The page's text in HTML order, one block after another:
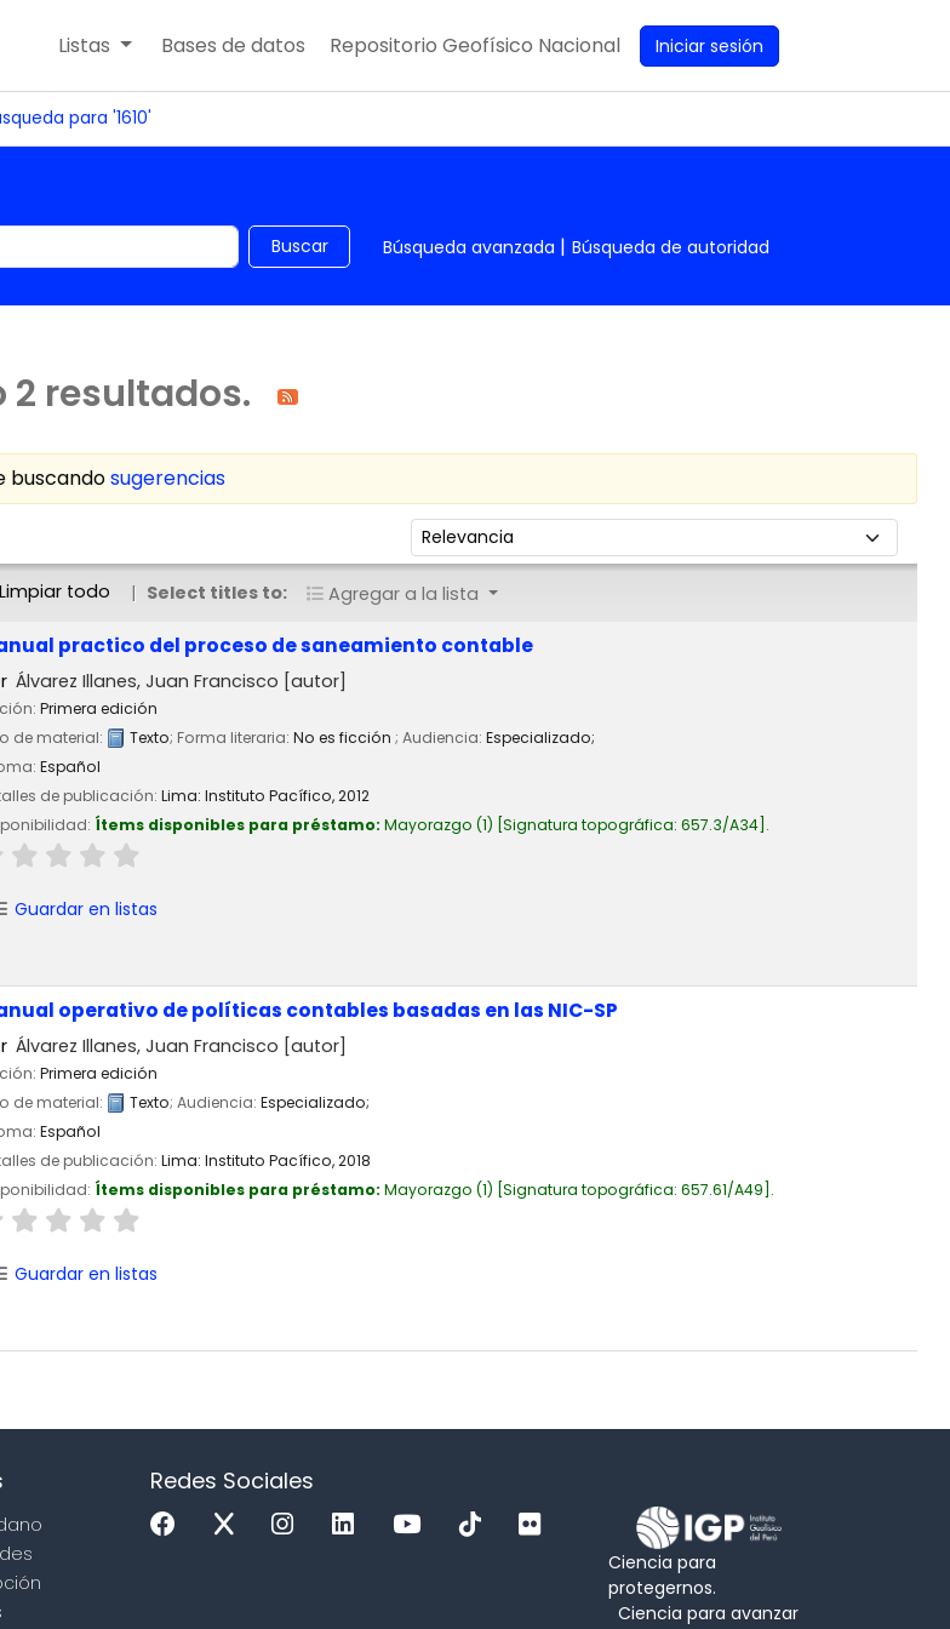
Listas Bases de datos Repositorio Geofísico Nacional Iniciar sesión
para '1610'
palabra clave Buscar Búsqueda avanzada Búsqueda de autoridad
2 resultados.
buscandosugerencias
Ordenar por:
Limpiar todo Select titles to: Agregar a la lista
practico del proceso de saneamiento contable
Álvarez Illanes, Juan Francisco [autor]
Primera edición
de material:
Texto; Forma literaria: No es ficción ; Audiencia: Especializado;
Español
de publicación: Lima: Instituto Pacífico,2012
Ítems disponibles para préstamo: Mayorazgo (1) Signatura topográfica: 657.3/A34 .
Guardar en listas
operativo de políticas contables basadas en las NIC-SP
Álvarez Illanes, Juan Francisco [autor]
Primera edición
de material:
Texto; Audiencia: Especializado;
Español
de publicación: Lima: Instituto Pacífico,2018
Ítems disponibles para préstamo: Mayorazgo (1) Signatura topográfica: 657.61/A49 .
Guardar en listas
Redes Sociales
Ciencia para
protegernos.
Ciencia para avanzar